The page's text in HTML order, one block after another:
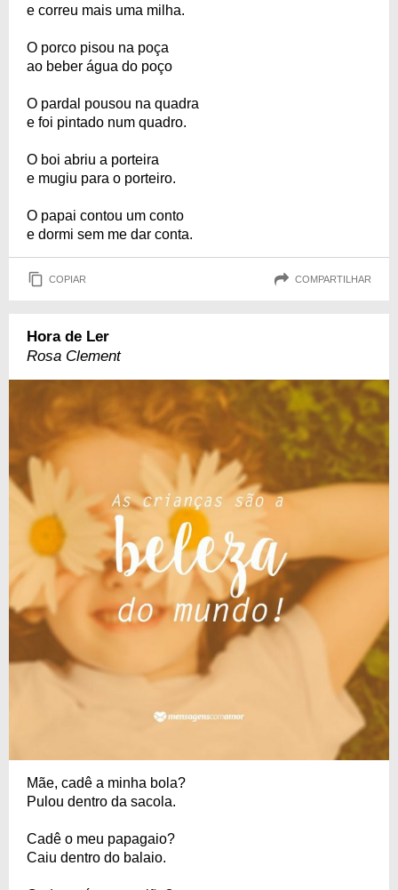
e correu mais uma milha.
O porco pisou na poça
ao beber água do poço
O pardal pousou na quadra
e foi pintado num quadro.
O boi abriu a porteira
e mugiu para o porteiro.
O papai contou um conto
e dormi sem me dar conta.
COPIAR COMPARTILHAR
Hora de Ler
Rosa Clement
Mãe, cadê a minha bola?
Pulou dentro da sacola.
Cadê o meu papagaio?
Caiu dentro do balaio.